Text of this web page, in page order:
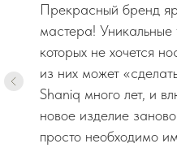
Прекрасный бренд
мастера!
которых не хочется
из них может
Shaniq много лет, и
новое изделие
просто необходимо